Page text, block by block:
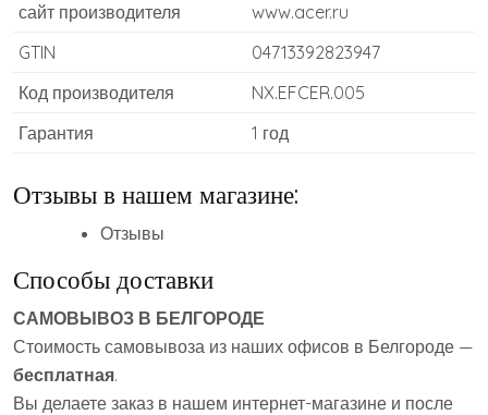
сайт производителя
www.acer.ru
GTIN
04713392823947
Код производителя
NX.EFCER.005
Гарантия
1 год
Отзывы в нашем магазине:
Отзывы
Способы доставки
САМОВЫВОЗ В БЕЛГОРОДЕ
Стоимость самовывоза из наших офисов в Белгороде —
бесплатная.
Вы делаете заказ в нашем интернет-магазине и после